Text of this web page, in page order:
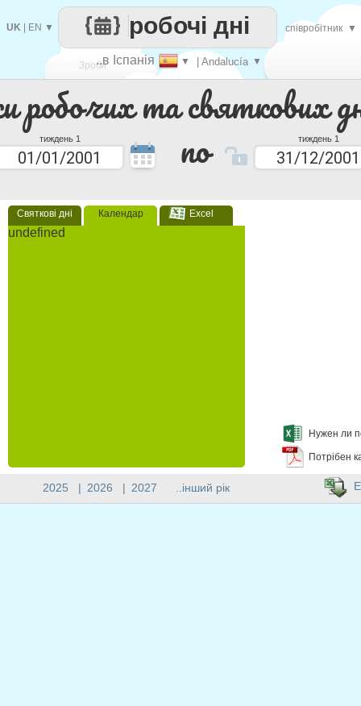
робочих та святкових
тиждень 1 по тиждень 1
Святкові дні Календар Excel
undefined
Нужен ли
Потрібен
Зроби
кожен
..в Іспанія ▼ | Andalucía ▼
робочі дні
UK EN ▼ співробітник ▼
2025 | 2026 | 2027 ..інший рік